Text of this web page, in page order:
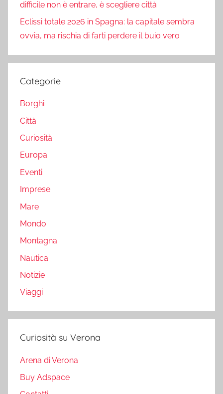
difficile non è entrare, è scegliere città
Eclissi totale 2026 in Spagna: la capitale sembra
ovvia, ma rischia di farti perdere il buio vero
Categorie
Borghi
Città
Curiosità
Europa
Eventi
Imprese
Mare
Mondo
Montagna
Nautica
Notizie
Viaggi
Curiosità su Verona
Arena di Verona
Buy Adspace